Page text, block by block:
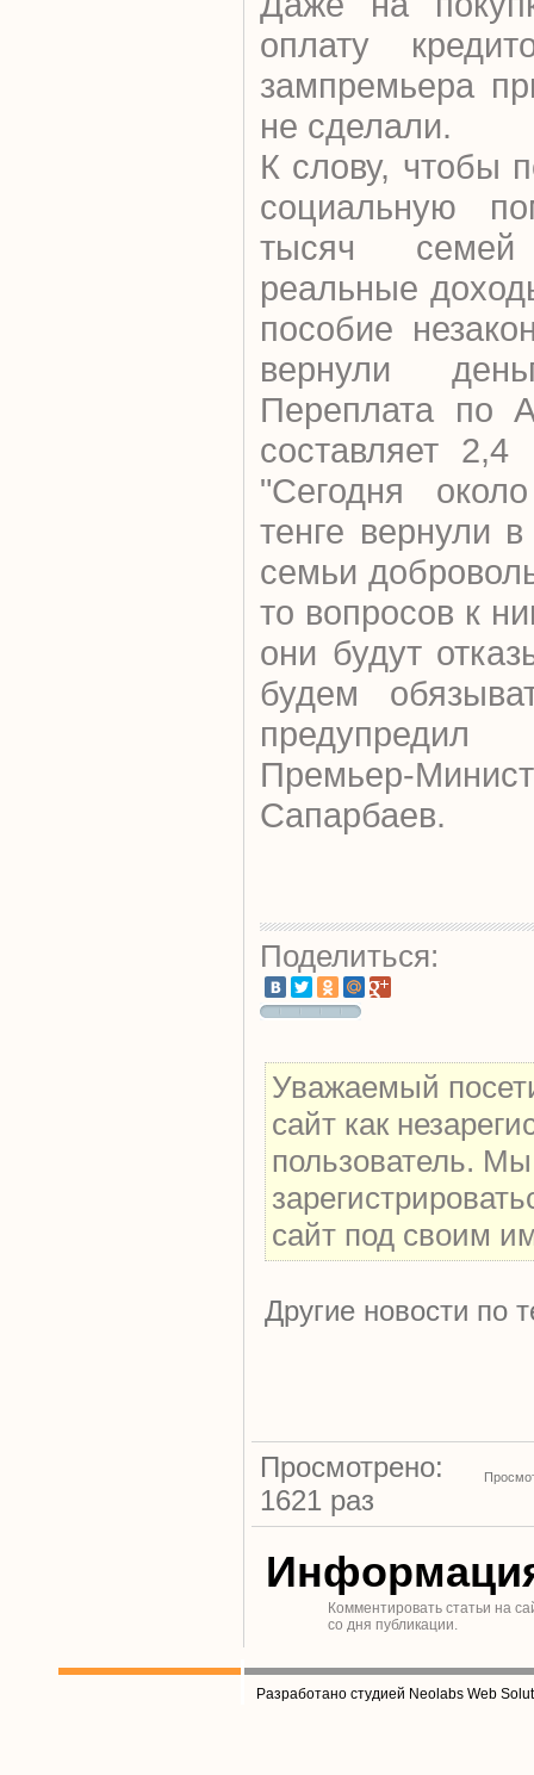
оплату
зампремьера
не сделали.
К слову, чтобы
социальную
тысяч
реальные
пособие
вернули
Переплата по
составляет 2,4
"Сегодня
тенге вернули
семьи
то вопросов к
они будут
будем
Премьер-
Сапарбаев.
Поделиться:
Уважаемый
сайт как
пользователь.
сайт под своим
Другие новости по
Просмотрено:
1621 раз
Комментировать статьи на
со дня публикации.
Разработано студией Neolabs Web